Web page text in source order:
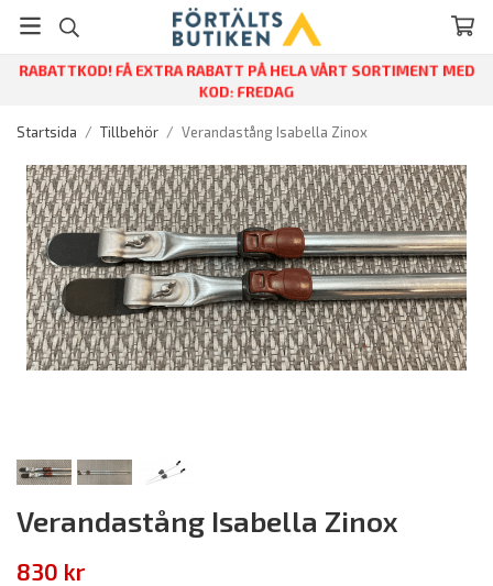
RABATTKOD! FÅ EXTRA RABATT PÅ HELA VÅRT SORTIMENT MED
KOD: FREDAG
Startsida / Tillbehör / Verandastång Isabella Zinox
Verandastång Isabella Zinox
830 kr